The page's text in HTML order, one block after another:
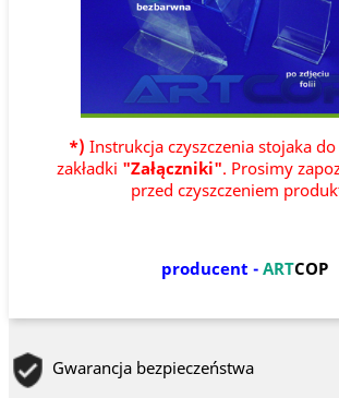
*) Instrukcja czyszczenia stojaka
zakładki "Załączniki". Prosimy
przed czyszczeniem
producent - ARTCOP
Gwarancja bezpieczeństwa